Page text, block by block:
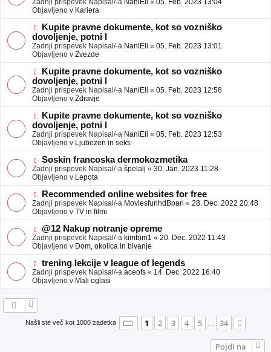
v
e
e
o
b
a
v
e
Zadnji prispevek Napisal/-a NaniEli « 05. Feb. 2023 13:04
Objavljeno v Kariera
N
o
v
e
o
b
a
v
e
Kupite pravne dokumente, kot so vozniško
dovoljenje, potni l
Zadnji prispevek Napisal/-a NaniEli « 05. Feb. 2023 13:01
Objavljeno v Zvezde
N
o
v
e
o
b
a
v
e
Kupite pravne dokumente, kot so vozniško
dovoljenje, potni l
Zadnji prispevek Napisal/-a NaniEli « 05. Feb. 2023 12:58
Objavljeno v Zdravje
N
o
v
e
o
b
j
a
v
e
Kupite pravne dokumente, kot so vozniško
dovoljenje, potni l
Zadnji prispevek Napisal/-a NaniEli « 05. Feb. 2023 12:53
Objavljeno v Ljubezen in seks
N
o
v
e
o
b
j
a
v
e
Soskin francoska dermokozmetika
Zadnji prispevek Napisal/-a špelalj « 30. Jan. 2023 11:28
Objavljeno v Lepota
N
o
v
e
o
b
j
a
v
e
Recommended online websites for free
Zadnji prispevek Napisal/-a MoviesfunhdBoari « 28. Dec. 2022 20:48
Objavljeno v TV in filmi
N
o
v
e
o
b
j
a
@12 Nakup notranje opreme
Zadnji prispevek Napisal/-a kimbim1 « 20. Dec. 2022 11:43
Objavljeno v Dom, okolica in bivanje
N
o
v
e
a
trening lekcije v league of legends
Zadnji prispevek Napisal/-a aceofs « 14. Dec. 2022 16:40
Objavljeno v Mali oglasi
Našli ste več kot 1000 zadetka Stran 1od34
1 2 3 4 5 … 34
Pojdi na